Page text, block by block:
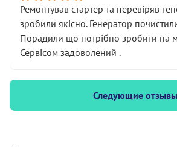
Ремонтував стартер та перевіряв
зробили якісно. Генератор
Порадили що потрібно зробити на
Сервісом задоволений .
Следующие отзывы